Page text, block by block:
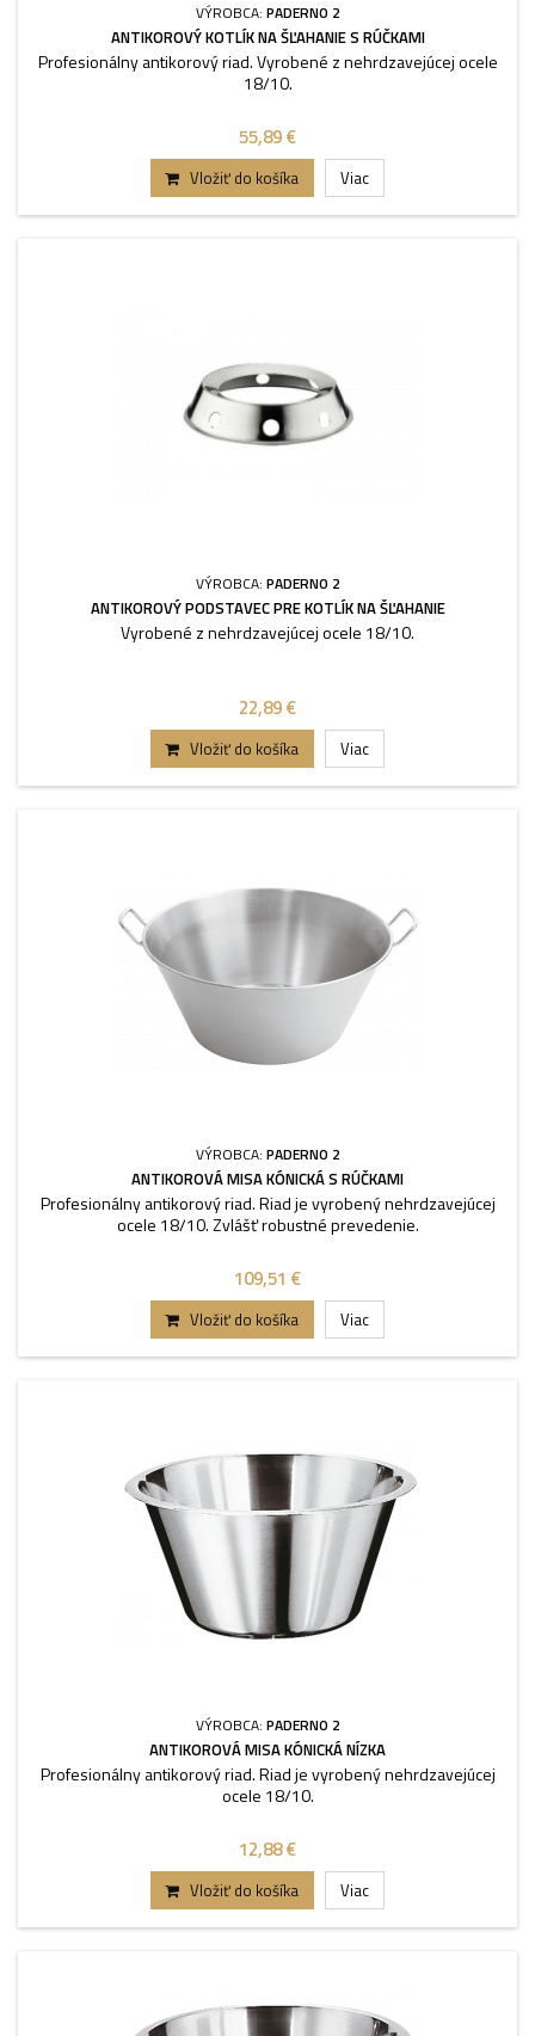
VÝROBCA: PADERNO 2
ANTIKOROVÝ KOTLÍK NA ŠĽAHANIE S RÚČKAMI
Profesionálny antikorový riad. Vyrobené z nehrdzavejúcej ocele
18/10.
55,89 €
Vložiť do košíka Viac
VÝROBCA: PADERNO 2
ANTIKOROVÝ PODSTAVEC PRE KOTLÍK NA ŠĽAHANIE
Vyrobené z nehrdzavejúcej ocele 18/10.
22,89 €
Vložiť do košíka Viac
VÝROBCA: PADERNO 2
ANTIKOROVÁ MISA KÓNICKÁ S RÚČKAMI
Profesionálny antikorový riad. Riad je vyrobený nehrdzavejúcej
ocele 18/10. Zvlášť robustné prevedenie.
109,51 €
Vložiť do košíka Viac
VÝROBCA: PADERNO 2
ANTIKOROVÁ MISA KÓNICKÁ NÍZKA
Profesionálny antikorový riad. Riad je vyrobený nehrdzavejúcej
ocele 18/10.
12,88 €
Vložiť do košíka Viac